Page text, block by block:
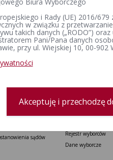
Rzeczypospolitej Polskiej​
politycznych
sądów
Wybory
Rejestr wyborców
Dane wyborcze
i Rady (UE) 2016/679
w związku z
takich danych („RODO”) oraz
Pani/Pana danych
przy ul. Wiejskiej 10, 00-902
Akceptuję i przechodzę